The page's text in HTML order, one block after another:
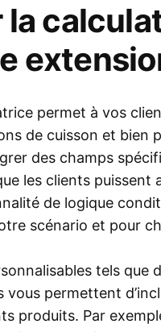
la
permet à vos
de cuisson et bien
des champs
les clients puissent
de logique
scénario et pour
tels que
vous permettent
produits. Par